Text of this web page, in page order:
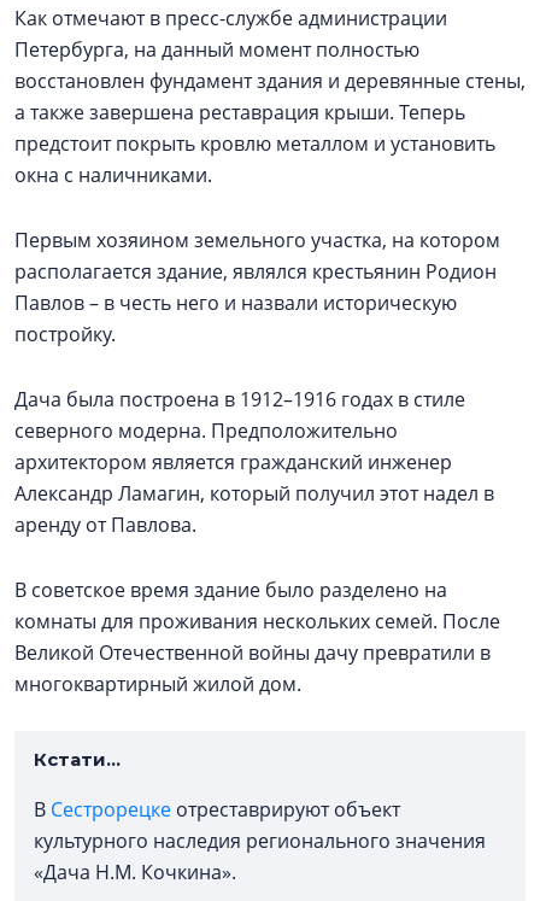
Как отмечают в пресс-службе администрации
Петербурга, на данный момент полностью
восстановлен фундамент здания и деревянные стены,
а также завершена реставрация крыши. Теперь
предстоит покрыть кровлю металлом и установить
окна с наличниками.
Первым хозяином земельного участка, на котором
располагается здание, являлся крестьянин Родион
Павлов – в честь него и назвали историческую
постройку.
Дача была построена в 1912–1916 годах в стиле
северного модерна. Предположительно
архитектором является гражданский инженер
Александр Ламагин, который получил этот надел в
аренду от Павлова.
В советское время здание было разделено на
комнаты для проживания нескольких семей. После
Великой Отечественной войны дачу превратили в
многоквартирный жилой дом.
Кстати...
В Сестрорецке отреставрируют объект
культурного наследия регионального значения
«Дача Н.М. Кочкина».